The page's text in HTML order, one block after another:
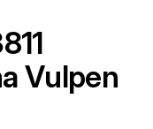
Vulpen